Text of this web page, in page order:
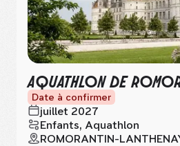
AQUATHLON DE
Date à confirmer
juillet 2027
Enfants, Aquathlon
ROMORANTIN-